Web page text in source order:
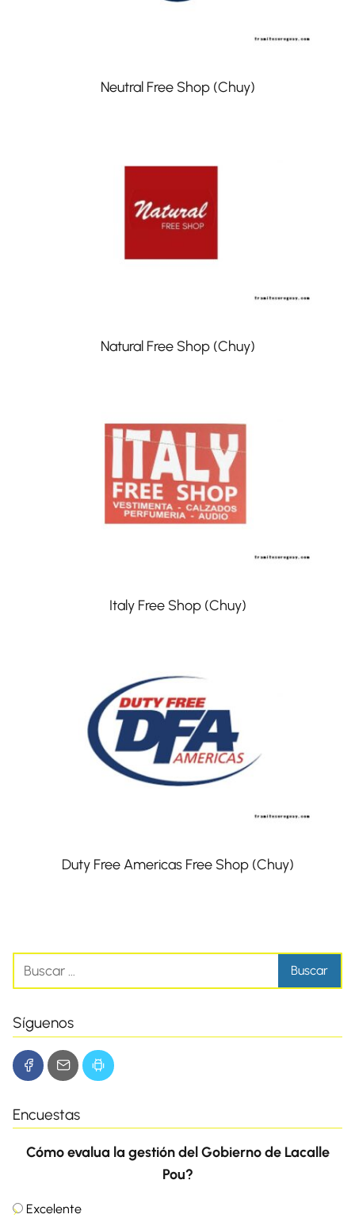
Neutral Free Shop (Chuy)
Natural Free Shop (Chuy)
Italy Free Shop (Chuy)
Duty Free Americas Free Shop (Chuy)
Síguenos
Encuestas
Cómo evalua la gestión del Gobierno de Lacalle
Pou?
Excelente